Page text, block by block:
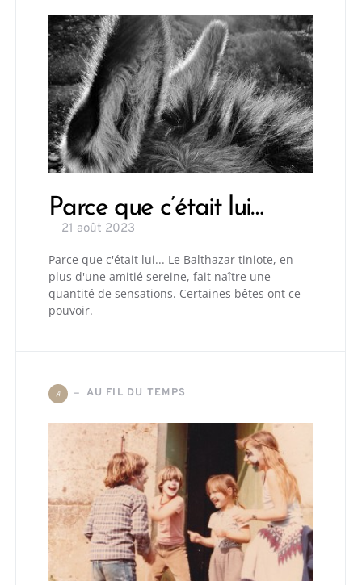
Parce que c’était lui…
21 août 2023
Parce que c'était lui... Le Balthazar tiniote, en
plus d'une amitié sereine, fait naître une
quantité de sensations. Certaines bêtes ont ce
pouvoir.
A AU FIL DU TEMPS